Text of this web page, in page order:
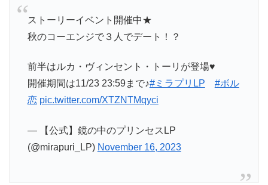
ストーリーイベント開催中★
秋のコーエンジで３人でデート！？
前半はルカ・ヴィンセント・トーリが登場♥
開催期間は11/23 23:59まで♪#ミラプリLP
#ボル
恋 pic.twitter.com/XTZNTMqyci
— 【公式】鏡の中のプリンセスLP
(@mirapuri_LP) November 16, 2023